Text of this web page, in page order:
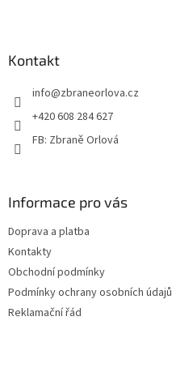
Kontakt
info@zbraneorlova.cz
+420 608 284 627
FB: Zbraně Orlová
Informace pro vás
Doprava a platba
Kontakty
Obchodní podmínky
Podmínky ochrany osobních údajů
Reklamační řád